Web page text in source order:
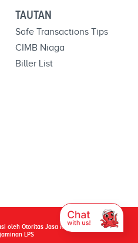
TAUTAN
Safe Transactions Tips
CIMB Niaga
Biller List
oleh Otoritas Jasa Keuangan & Bank
LPS